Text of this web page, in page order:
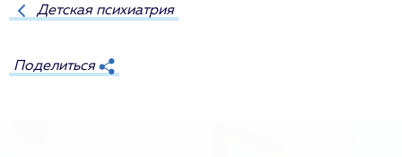
Детская психиатрия
Поделиться